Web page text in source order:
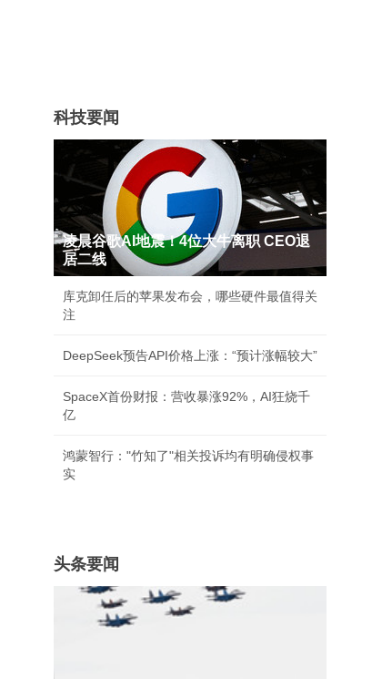
科技要闻
凌晨谷歌AI地震！4位大牛离职 CEO退
居二线
库克卸任后的苹果发布会，哪些硬件最值得关
注
DeepSeek预告API价格上涨：“预计涨幅较大”
SpaceX首份财报：营收暴涨92%，AI狂烧千
亿
鸿蒙智行："竹知了"相关投诉均有明确侵权事
实
头条要闻